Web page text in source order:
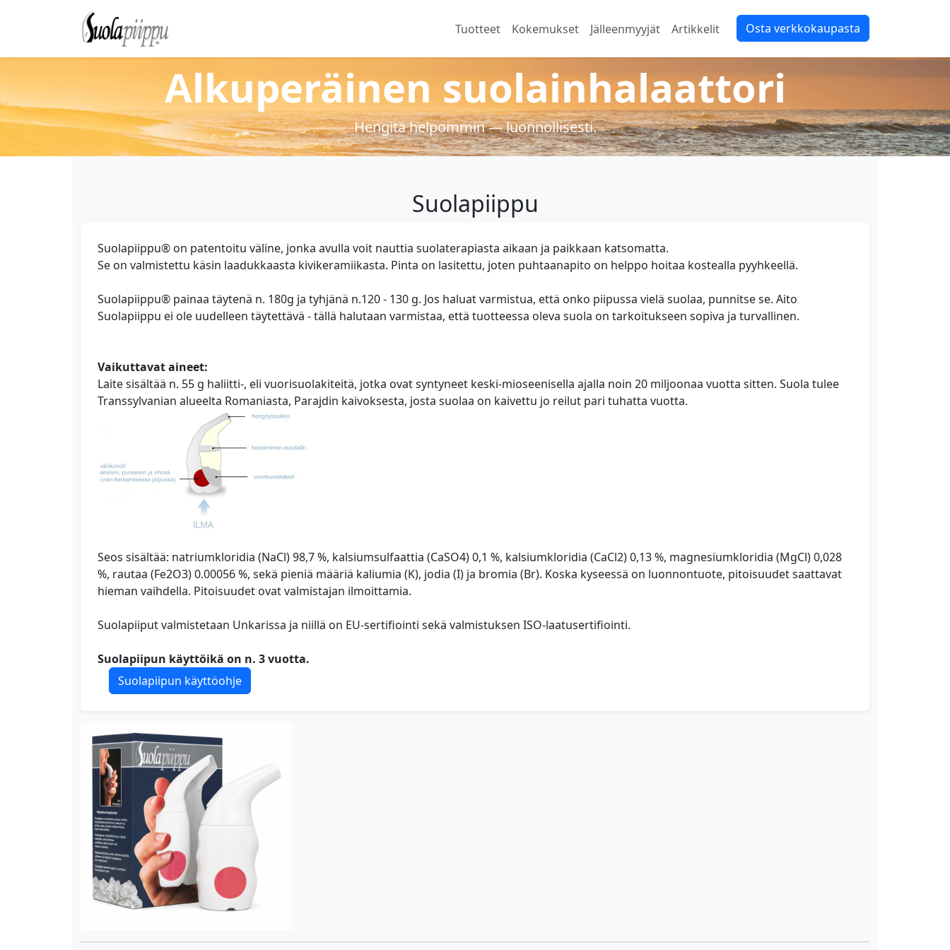
Tuotteet Kokemukset Jälleenmyyjät Artikkelit Osta verkkokaupasta
Alkuperäinen suolainhalaattori
Hengitä helpommin — luonnollisesti.
Suolapiippu
Suolapiippu® on patentoitu väline, jonka avulla voit nauttia suolaterapiasta aikaan ja paikkaan katsomatta.
Se on valmistettu käsin laadukkaasta kivikeramiikasta. Pinta on lasitettu, joten puhtaanapito on helppo hoitaa kostealla pyyhkeellä.
Suolapiippu® painaa täytenä n. 180g ja tyhjänä n.120 - 130 g. Jos haluat varmistua, että onko piipussa vielä suolaa, punnitse se. Aito
Suolapiippu ei ole uudelleen täytettävä - tällä halutaan varmistaa, että tuotteessa oleva suola on tarkoitukseen sopiva ja turvallinen.
Vaikuttavat aineet:
Laite sisältää n. 55 g haliitti-, eli vuorisuolakiteitä, jotka ovat syntyneet keski-mioseenisella ajalla noin 20 miljoonaa vuotta sitten. Suola tulee
Transsylvanian alueelta Romaniasta, Parajdin kaivoksesta, josta suolaa on kaivettu jo reilut pari tuhatta vuotta.
Seos sisältää: natriumkloridia (NaCl) 98,7 %, kalsiumsulfaattia (CaSO4) 0,1 %, kalsiumkloridia (CaCl2) 0,13 %, magnesiumkloridia (MgCl) 0,028
%, rautaa (Fe2O3) 0.00056 %, sekä pieniä määriä kaliumia (K), jodia (I) ja bromia (Br). Koska kyseessä on luonnontuote, pitoisuudet saattavat
hieman vaihdella. Pitoisuudet ovat valmistajan ilmoittamia.
Suolapiiput valmistetaan Unkarissa ja niillä on EU-sertifiointi sekä valmistuksen ISO-laatusertifiointi.
Suolapiipun käyttöikä on n. 3 vuotta.
Suolapiipun käyttöohje